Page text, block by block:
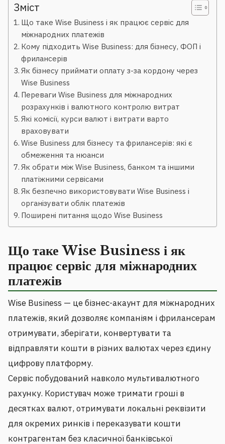
Зміст
Що таке Wise Business і як працює сервіс для
міжнародних платежів
Кому підходить Wise Business: для бізнесу, ФОП і
фрилансерів
Як бізнесу приймати оплату з-за кордону через
Wise Business
Переваги Wise Business для міжнародних
розрахунків і валютного контролю витрат
Які комісії, курси валют і витрати варто
враховувати
Wise Business для бізнесу та фрилансерів: які є
обмеження та нюанси
Як обрати між Wise Business, банком та іншими
платіжними сервісами
Як безпечно використовувати Wise Business і
організувати облік платежів
Поширені питання щодо Wise Business
Що таке Wise Business і як
працює сервіс для міжнародних
платежів
Wise Business — це бізнес-акаунт для міжнародних
платежів, який дозволяє компаніям і фрилансерам
отримувати, зберігати, конвертувати та
відправляти кошти в різних валютах через єдину
цифрову платформу.
Сервіс побудований навколо мультивалютного
рахунку. Користувач може тримати гроші в
десятках валют, отримувати локальні реквізити
для окремих ринків і переказувати кошти
контрагентам без класичної банківської